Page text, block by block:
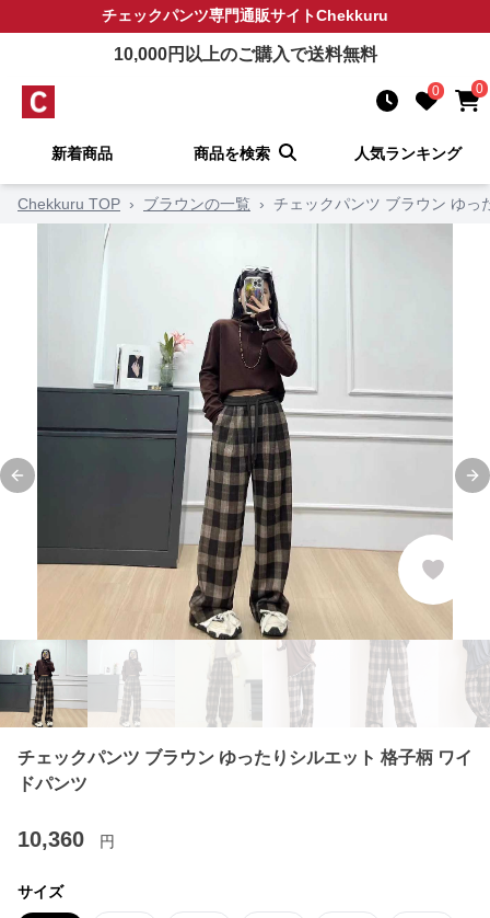
チェックパンツ専門通販サイトChekkuru
10,000円以上のご購入で送料無料
0 0
新着商品 商品を検索 人気ランキング
Chekkuru TOP › ブラウンの一覧 › チェックパンツ ブラウン ゆっ
Previous slide
チェックパンツ ブラウン ゆったりシルエット 格子柄 ワイ
ドパンツ
10,360 円
サイズ